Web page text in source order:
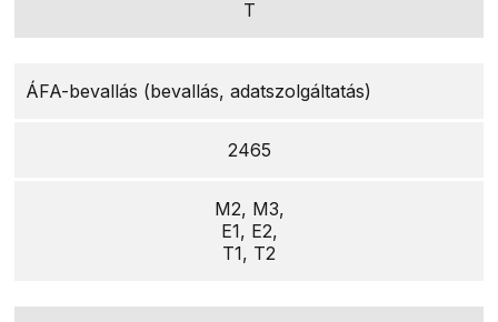
T
ÁFA-bevallás (bevallás, adatszolgáltatás)
2465
M2, M3,
E1, E2,
T1, T2